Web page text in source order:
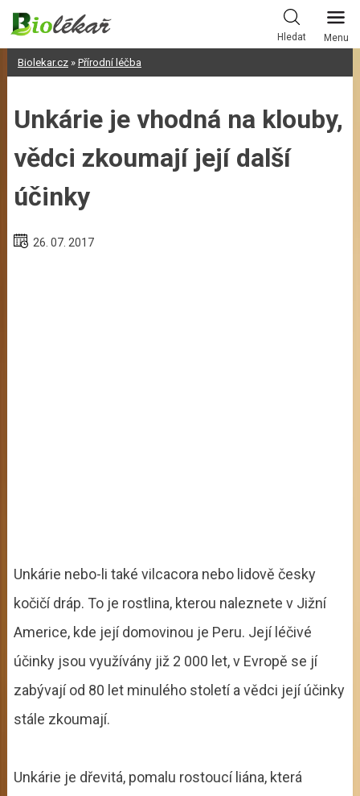
Skip
content
Hledat Menu
Biolekar.cz» Přírodní léčba
Unkárie je vhodná na klouby,
vědci zkoumají její další
účinky
26. 07. 2017
Unkárie nebo-li také vilcacora nebo lidově česky
kočičí dráp. To je rostlina, kterou naleznete v Jižní
Americe, kde její domovinou je Peru. Její léčivé
účinky jsou využívány již 2 000 let, v Evropě se jí
zabývají od 80 let minulého století a vědci její účinky
stále zkoumají.
Unkárie je dřevitá, pomalu rostoucí liána, která